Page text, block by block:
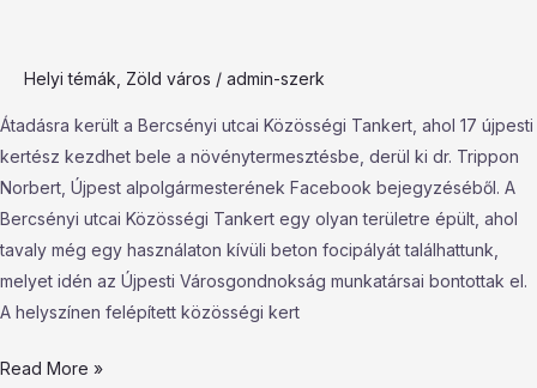
Helyi témák Zöld város / admin-szerk
Átadásra került a Bercsényi utcai Közösségi Tankert, ahol 17 újpesti
kertész kezdhet bele a növénytermesztésbe, derül ki dr. Trippon
Norbert, Újpest alpolgármesterének Facebook bejegyzéséből. A
Bercsényi utcai Közösségi Tankert egy olyan területre épült, ahol
tavaly még egy használaton kívüli beton focipályát találhattunk,
melyet idén az Újpesti Városgondnokság munkatársai bontottak el.
A helyszínen felépített közösségi kert
Read More »